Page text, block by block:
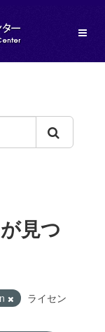
見つ
ライセン